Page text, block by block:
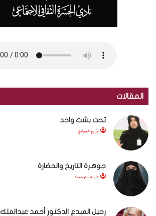
المقالات
تحت بشت واحد
مريم الحمادي
جوهرة التاريخ والحضارة
د.زينب المحمود
رحيل المبدع الدكتور أحمد عبدالملك